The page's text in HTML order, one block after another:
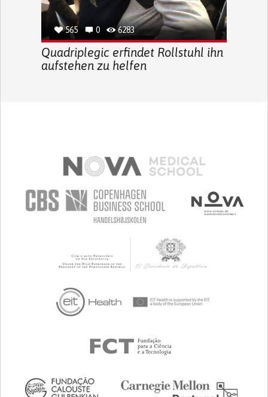
565 0 6283
Quadriplegic erfindet Rollstuhl ihn
aufstehen zu helfen